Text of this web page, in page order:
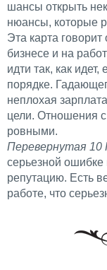
шансы открыть
нюансы, которые
Эта карта говорит
бизнесе и на
идти так, как идет,
порядке.
неплохая
цели. Отношения с
ровными.
Перевернутая 10
серьезной ошибке
репутацию. Есть
работе, что